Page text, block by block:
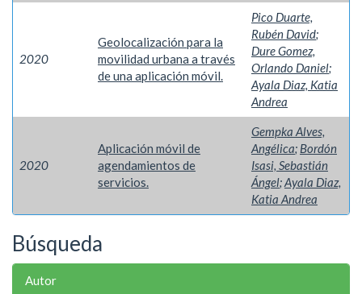
2020
Geolocalización para la
movilidad urbana a través
de una aplicación móvil.
Pico Duarte,
Rubén David;
Dure Gomez,
Orlando Daniel;
Ayala Diaz, Katia
Andrea
2020
Aplicación móvil de
agendamientos de
servicios.
Gempka Alves,
Angélica; Bordón
Isasi, Sebastián
Ángel;Ayala Diaz,
Katia Andrea
Búsqueda
Autor